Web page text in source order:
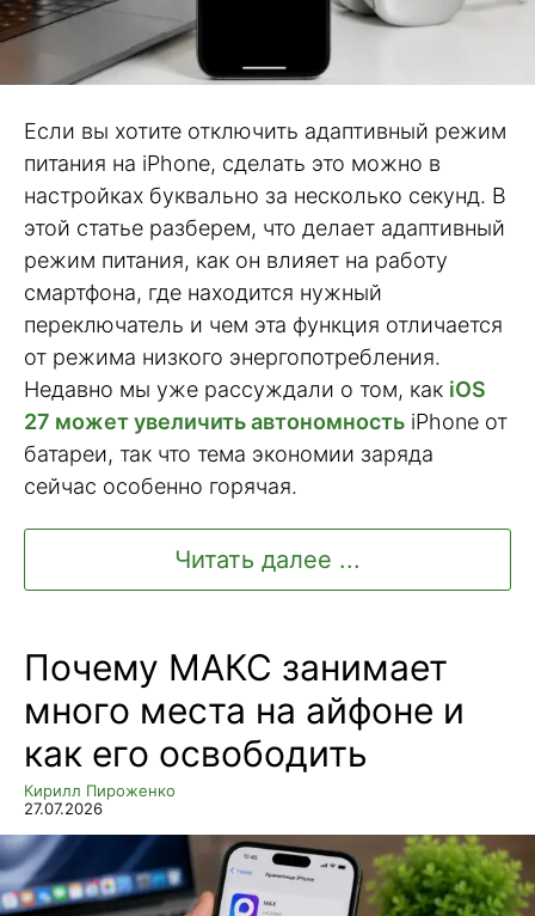
Если вы хотите отключить адаптивный режим
питания на iPhone, сделать это можно в
настройках буквально за несколько секунд. В
этой статье разберем, что делает адаптивный
режим питания, как он влияет на работу
смартфона, где находится нужный
переключатель и чем эта функция отличается
от режима низкого энергопотребления.
Недавно мы уже рассуждали о том, как iOS
27 может увеличить автономность iPhone от
батареи, так что тема экономии заряда
сейчас особенно горячая.
Читать далее ...
Почему МАКС занимает
много места на айфоне и
как его освободить
Кирилл Пироженко
27.07.2026